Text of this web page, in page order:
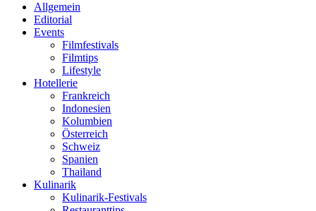
Allgemein
Editorial
Events
Filmfestivals
Filmtips
Lifestyle
Hotellerie
Frankreich
Indonesien
Kolumbien
Österreich
Schweiz
Spanien
Thailand
Kulinarik
Kulinarik-Festivals